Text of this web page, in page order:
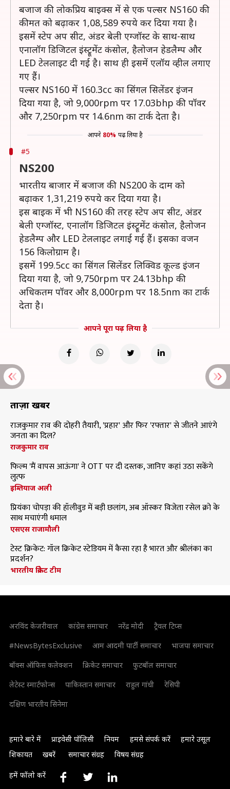
बजाज की लोकप्रिय बाइक्स में से एक पल्सर NS160 की
कीमत को बढ़ाकर 1,08,589 रुपये कर दिया गया है।
इसमें स्टेप अप सीट, अंडर बेली एग्जॉस्ट के साथ-साथ
एनालॉग डिजिटल इंस्ट्रूमेंट कंसोल, हैलोजन हेडलैम्प और
LED टेललाइट दी गई है। साथ ही इसमें एलॉय व्हील लगाए
गए हैं।
पल्सर NS160 में 160.3cc का सिंगल सिलेंडर इंजन
दिया गया है, जो 9,000rpm पर 17.03bhp की पॉवर
और 7,250rpm पर 14.6nm का टार्क देता है।
आपने 80% पढ़ लिया है
#5
NS200
भारतीय बाजार में बजाज की NS200 के दाम को
बढ़ाकर 1,31,219 रुपये कर दिया गया है।
इस बाइक में भी NS160 की तरह स्टेप अप सीट, अंडर
बेली एग्जॉस्ट, एनालॉग डिजिटल इंस्ट्रूमेंट कंसोल, हैलोजन
हेडलैम्प और LED टेललाइट लगाई गई हैं। इसका वजन
156 किलोग्राम है।
इसमें 199.5cc का सिंगल सिलेंडर लिक्विड कूल्ड इंजन
दिया गया है, जो 9,750rpm पर 24.13bhp की
अधिकतम पॉवर और 8,000rpm पर 18.5nm का टार्क
देता है।
आपने पूरा पढ़ लिया है
ताज़ा खबरें
राजकुमार राव की दोहरी तैयारी, 'प्रहार' और फिर 'रफ्तार' से जीतने आएंगे
जनता का दिल?
राजकुमार राव
फिल्म 'मैं वापस आऊंगा' ने OTT पर दी दस्तक, जानिए कहां उठा सकेंगे
लुत्फ
इम्तियाज अली
प्रियंका चोपड़ा की हॉलीवुड में बड़ी छलांग, अब ऑस्कर विजेता रसेल क्रो के
साथ मचाएंगी धमाल
एसएस राजामौली
टेस्ट क्रिकेट: गॉल क्रिकेट स्टेडियम में कैसा रहा है भारत और श्रीलंका का
प्रदर्शन?
भारतीय क्रिकेट टीम
अरविंद केजरीवाल कांग्रेस समाचार नरेंद्र मोदी
ट्रैवल टिप्स
#NewsBytesExclusive
आम आदमी पार्टी समाचार
भाजपा समाचार
बॉक्स ऑफिस कलेक्शन
क्रिकेट समाचार
फुटबॉल समाचार
लेटेस्ट स्मार्टफोन्स
पाकिस्तान समाचार राहुल गांधी
रेसिपी
दक्षिण भारतीय सिनेमा
हमारे बारे में प्राइवेसी पॉलिसी नियम हमसे संपर्क करें
हमारे उसूल
शिकायत
खबरें समाचार संग्रह विषय संग्रह
हमें फॉलो करें